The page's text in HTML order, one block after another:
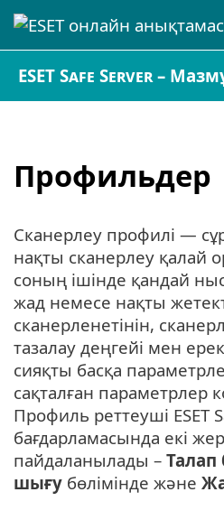
ESET Safe Server –
Профильдер
Сканерлеу профилі —
нақты сканерлеу қалай
соның ішінде қандай
жад немесе нақты
сканерленетінін,
тазалау деңгейі мен
сияқты басқа
сақталған параметрлер
Профиль реттеуші ESET
бағдарламасында екі
пайдаланылады –
шығу бөлімінде және